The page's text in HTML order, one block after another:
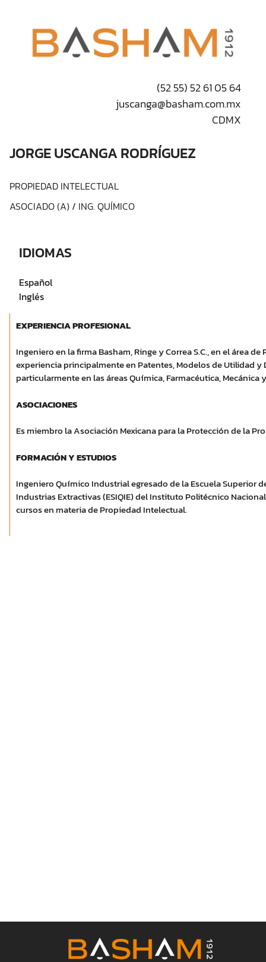
(52 55) 52 61 05 64
juscanga@basham.com.mx
CDMX
JORGE USCANGA RODRÍGUEZ
PROPIEDAD INTELECTUAL
ASOCIADO (A)/ ING. QUÍMICO
IDIOMAS
Español
Inglés
EXPERIENCIA PROFESIONAL
Ingeniero en la firma Basham, Ringe y Correa S.C., en el área
experiencia principalmente en Patentes, Modelos de Utilidad y
particularmente en las áreas Química, Farmacéutica, Mecánica
ASOCIACIONES
Es miembro la Asociación Mexicana para la Protección de la
FORMACIÓN Y ESTUDIOS
Ingeniero Químico Industrial egresado de la Escuela Superior
Industrias Extractivas (ESIQIE) del Instituto Politécnico
cursos en materia de Propiedad Intelectual.